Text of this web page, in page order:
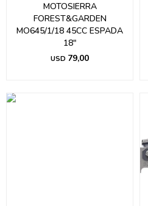
MOTOSIERRA
FOREST&GARDEN
MO645/1/18 45CC ESPADA
18"
USD 79,00